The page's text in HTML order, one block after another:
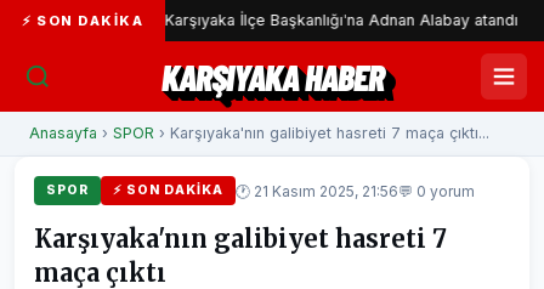
⚡ SON DAKIKA
CHP Karşıyaka İlçe Başkanlığı'na Adnan Alabay atandı
KARŞIYAKA HABER
Anasayfa › SPOR › Karşıyaka'nın galibiyet hasreti 7 maça çıktı...
SPOR ⚡ SON DAKIKA 🕐 21 Kasım 2025, 21:56💬 0 yorum
Karşıyaka'nın galibiyet hasreti 7
maça çıktı